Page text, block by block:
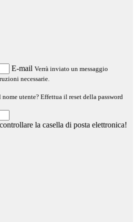
E-mail Verrà inviato un messaggio
necessarie.
utente? Effettua il reset della password
la casella di posta elettronica!